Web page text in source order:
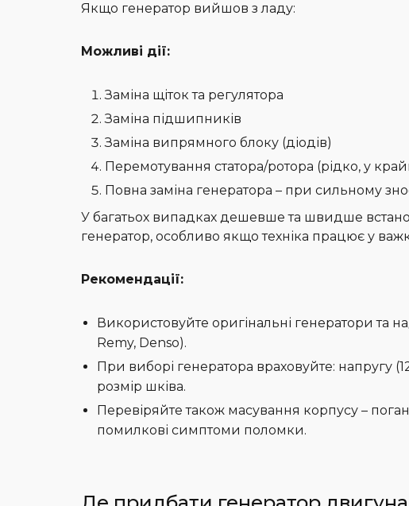
Якщо генератор вийшов з ладу:
Можливі дії:
Заміна щіток та регулятора
Заміна підшипників
Заміна випрямного блоку (діодів)
Перемотування статора/ротора (рідко, у
Повна заміна генератора – при сильному
У багатьох випадках дешевше та швидше
генератор, особливо якщо техніка працює у
Рекомендації:
Використовуйте оригінальні генератори та
Remy, Denso).
При виборі генератора враховуйте: напругу
розмір шківа.
Перевіряйте також масування корпусу –
помилкові симптоми поломки.